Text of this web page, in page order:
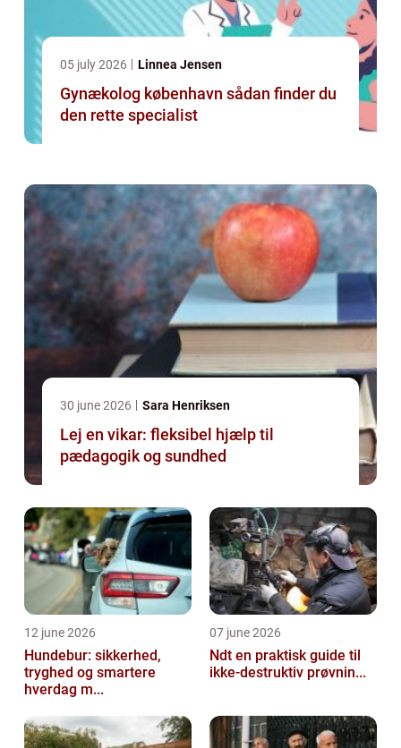
05 july 2026 Linnea Jensen
Gynækolog københavn sådan finder du
den rette specialist
30 june 2026 Sara Henriksen
Lej en vikar: fleksibel hjælp til
pædagogik og sundhed
12 june 2026
Hundebur: sikkerhed,
tryghed og smartere
hverdag m...
07 june 2026
Ndt en praktisk guide til
ikke-destruktiv prøvnin...